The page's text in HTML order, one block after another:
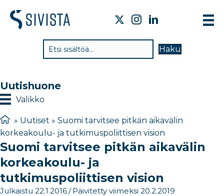
Haku
Uutishuone
Valikko
» Uutiset » Suomi tarvitsee pitkän aikavälin
korkeakoulu- ja tutkimuspoliittisen vision
Suomi tarvitsee pitkän aikavälin
korkeakoulu- ja
tutkimuspoliittisen vision
Julkaistu 22.1.2016/ Päivitetty viimeksi 20.2.2019